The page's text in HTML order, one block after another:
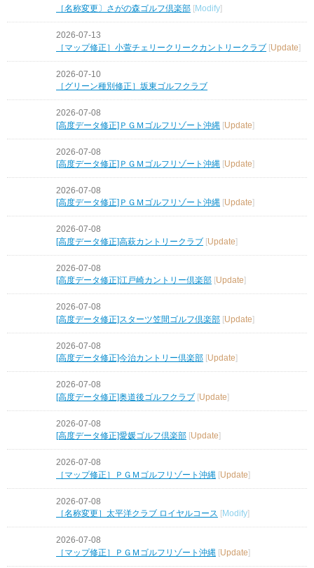
［名称変更〕さがの森ゴルフ倶楽部
Modify
2026-07-13
［マップ修正］小萱チェリークリークカントリークラブ [Update]
2026-07-10
［グリーン種別修正］坂東ゴルフクラブ
2026-07-08
[高度データ修正]ＰＧＭゴルフリゾート沖縄 [Update]
2026-07-08
[高度データ修正]ＰＧＭゴルフリゾート沖縄 [Update]
2026-07-08
[高度データ修正]ＰＧＭゴルフリゾート沖縄 Update
2026-07-08
[高度データ修正]高萩カントリークラブ [Update]
2026-07-08
[高度データ修正]江戸崎カントリー倶楽部 Update
2026-07-08
[高度データ修正]スターツ笠間ゴルフ倶楽部 [Update]
2026-07-08
[高度データ修正]今治カントリー倶楽部 Update
2026-07-08
[高度データ修正]奥道後ゴルフクラブ [Update]
2026-07-08
[高度データ修正]愛媛ゴルフ倶楽部 Update
2026-07-08
［マップ修正］ＰＧＭゴルフリゾート沖縄 [Update]
2026-07-08
［名称変更］太平洋クラブ ロイヤルコース [Modify]
2026-07-08
［マップ修正］ＰＧＭゴルフリゾート沖縄 [Update]